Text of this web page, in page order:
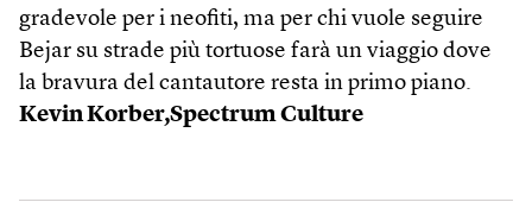
gradevole per i neofiti, ma per chi vuole seguire
Bejar su strade più tortuose farà un viaggio dove
la bravura del cantautore resta in primo piano.
Kevin Korber,Spectrum Culture